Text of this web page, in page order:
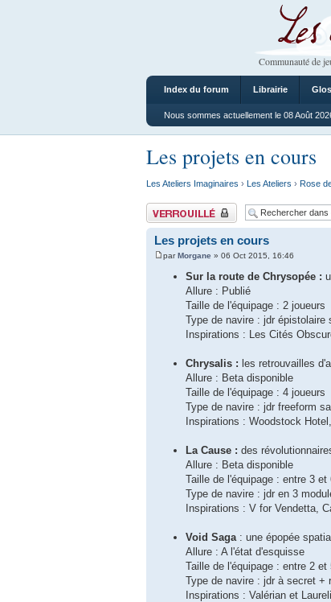
Les
Communauté de
Index du forum Librairie
Nous sommes actuellement le 08 Août
Les projets en cours
Les Ateliers Imaginaires › Les Ateliers › Rose
Sujet verrouillé
Les projets en cours
parMorgane » 06 Oct 2015, 16:46
Sur la route de Chrysopée :
Allure : Publié
Taille de l'équipage : 2 joueurs
Type de navire : jdr épistolaire
Inspirations : Les Cités
Chrysalis : les retrouvailles
Allure : Beta disponible
Taille de l'équipage : 4 joueurs
Type de navire : jdr freeform
Inspirations : Woodstock
La Cause : des
Allure : Beta disponible
Taille de l'équipage : entre 3 et
Type de navire : jdr en 3
Inspirations : V for Vendetta,
Void Saga: une épopée
Allure : A l'état d'esquisse
Taille de l'équipage : entre 2
Type de navire : jdr à secret +
Inspirations : Valérian et